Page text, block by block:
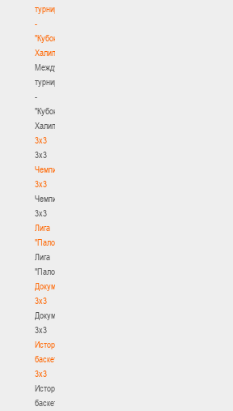
турнир
-
"Кубок
Халипского"
Международный
турнир
-
"Кубок
Халипского"
3x3
3x3
Чемпионат
3х3
Чемпионат
3х3
Лига
"Палова"
Лига
"Палова"
Документы
3х3
Документы
3х3
История
баскетбола
3х3
История
баскетбола